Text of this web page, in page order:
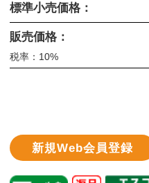
標準小売価格：
販売価格：
税率：10%
新規Web会員登録